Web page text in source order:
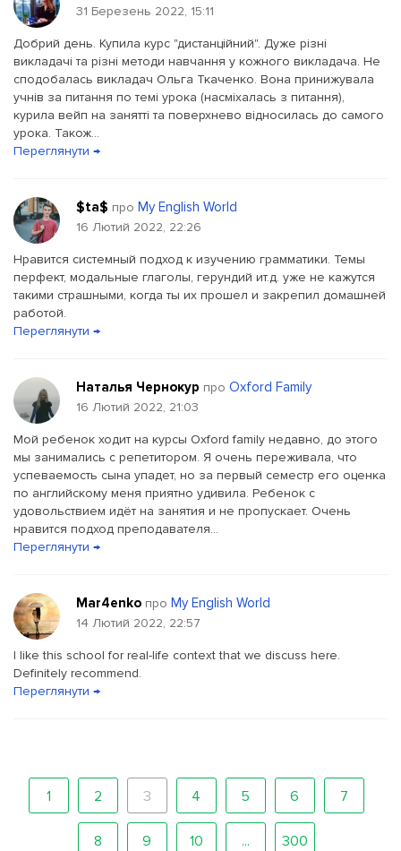
31 Березень 2022, 15:11
Добрий день. Купила курс "дистанційний". Дуже різні
викладачі та різні методи навчання у кожного викладача. Не
сподобалась викладач Ольга Ткаченко. Вона принижувала
учнів за питання по темі урока (насміхалась з питання),
курила вейп на занятті та поверхнево відносилась до самого
урока. Також...
Переглянути →
$ta$ про My English World
16 Лютий 2022, 22:26
Нравится системный подход к изучению грамматики. Темы
перфект, модальные глаголы, герундий ит.д. уже не кажутся
такими страшными, когда ты их прошел и закрепил домашней
работой.
Переглянути →
Наталья Чернокур про Oxford Family
16 Лютий 2022, 21:03
Мой ребенок ходит на курсы Oxford family недавно, до этого
мы занимались с репетитором. Я очень переживала, что
успеваемость сына упадет, но за первый семестр его оценка
по английскому меня приятно удивила. Ребенок с
удовольствием идёт на занятия и не пропускает. Очень
нравится подход преподавателя...
Переглянути →
Mar4enko про My English World
14 Лютий 2022, 22:57
I like this school for real-life context that we discuss here.
Definitely recommend.
Переглянути →
1 2 3 4 5 6 7
8 9 10 ... 300